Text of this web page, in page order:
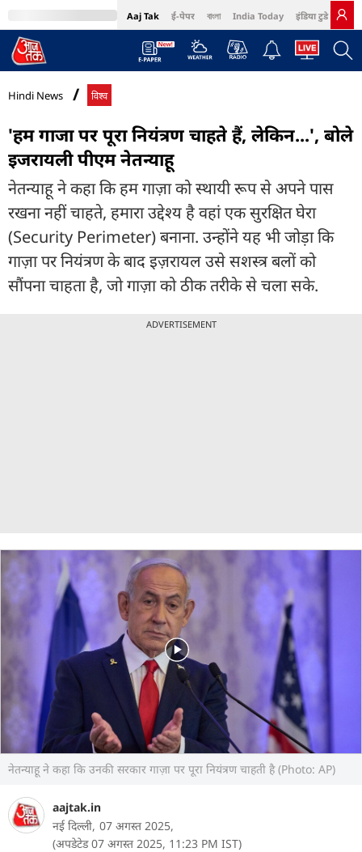
Aaj Tak ई-पेपर বাংলা India Today इंडिया टुडे हिंदी
MumbaiTak Cosmopolitan Harper's Bazaar Northeast
Hindi News विश्व
'हम गाजा पर पूरा नियंत्रण चाहते हैं, लेकिन...', बोले
इजरायली पीएम नेतन्याहू
नेतन्याहू ने कहा कि हम गाज़ा को स्थायी रूप से अपने पास
रखना नहीं चाहते, हमारा उद्देश्य है वहां एक सुरक्षित घेरा
(Security Perimeter) बनाना. उन्होंने यह भी जोड़ा कि
गाज़ा पर नियंत्रण के बाद इज़रायल उसे सशस्त्र बलों को
सौंपना चाहता है, जो गाज़ा को ठीक तरीके से चला सके.
ADVERTISEMENT
नेतन्याहू ने कहा कि उनकी सरकार गाज़ा पर पूरा नियंत्रण चाहती है (Photo: AP)
aajtak.in
नई दिल्ली, 07 अगस्त 2025,
(अपडेटेड 07 अगस्त 2025, 11:23 PM IST)